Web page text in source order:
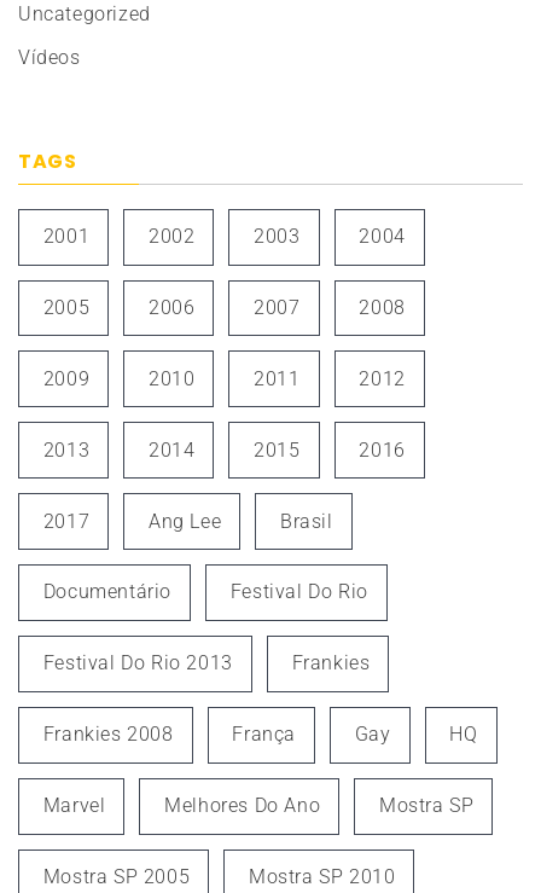
Uncategorized
Vídeos
TAGS
2001 2002 2003 2004
2005 2006 2007 2008
2009 2010 2011 2012
2013 2014 2015 2016
2017 Ang Lee Brasil
Documentário Festival Do Rio
Festival Do Rio 2013 Frankies
Frankies 2008 França Gay HQ
Marvel Melhores Do Ano Mostra SP
Mostra SP 2005 Mostra SP 2010